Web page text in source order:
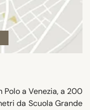
Polo a Venezia, a 200
da Scuola Grande